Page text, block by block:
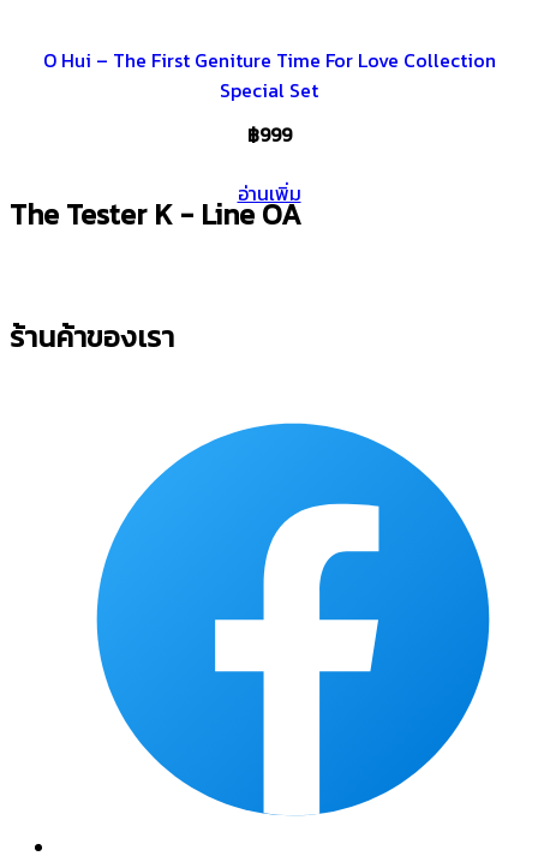
O Hui – The First Geniture Time For Love Collection
Special Set
฿999
อ่านเพิ่ม
The Tester K - Line OA
ร้านค้าของเรา